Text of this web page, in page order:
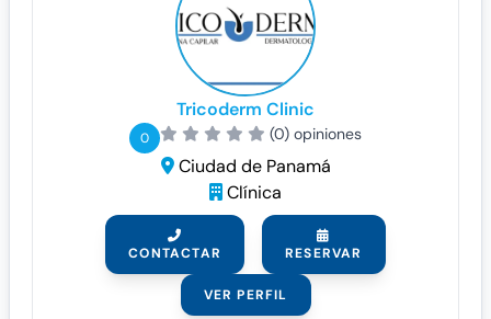
Tricoderm Clinic
0 (0) opiniones
Ciudad de Panamá
Clínica
CONTACTAR RESERVAR
VER PERFIL